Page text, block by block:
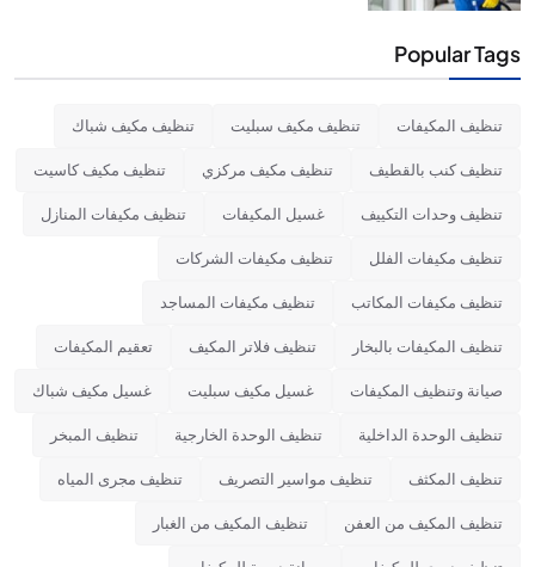
Popular Tags
تنظيف المكيفات تنظيف مكيف سبليت تنظيف مكيف شباك
تنظيف كنب بالقطيف تنظيف مكيف مركزي تنظيف مكيف كاسيت
تنظيف وحدات التكييف غسيل المكيفات تنظيف مكيفات المنازل
تنظيف مكيفات الفلل تنظيف مكيفات الشركات
تنظيف مكيفات المكاتب تنظيف مكيفات المساجد
تنظيف المكيفات بالبخار تنظيف فلاتر المكيف تعقيم المكيفات
صيانة وتنظيف المكيفات غسيل مكيف سبليت غسيل مكيف شباك
تنظيف الوحدة الداخلية تنظيف الوحدة الخارجية تنظيف المبخر
تنظيف المكثف تنظيف مواسير التصريف تنظيف مجرى المياه
تنظيف المكيف من العفن تنظيف المكيف من الغبار